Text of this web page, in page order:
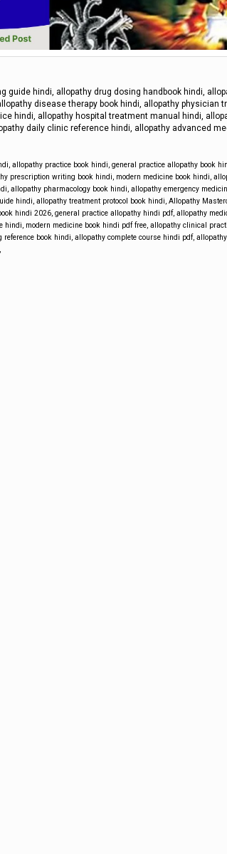
hindi, allopathy drug dosing handbook hindi,
disease therapy book hindi, allopathy physician
hindi, allopathy hospital treatment manual hindi,
daily clinic reference hindi, allopathy advanced
allopathy practice book hindi general practice allopathy book
prescription writing book hindi modern medicine book hindi
allopathy pharmacology book hindi allopathy emergency
hindi allopathy treatment protocol book hindi Allopathy
hindi 2026 general practice allopathy hindi pdf allopathy
hindi modern medicine book hindi pdf free allopathy clinical
reference book hindi allopathy complete course hindi pdf